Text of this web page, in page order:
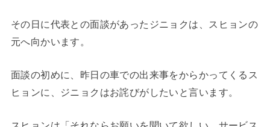
その日に代表との面談があったジニョクは、スヒョンの
元へ向かいます。
面談の初めに、昨日の車での出来事をからかってくるス
ヒョンに、ジニョクはお詫びがしたいと言います。